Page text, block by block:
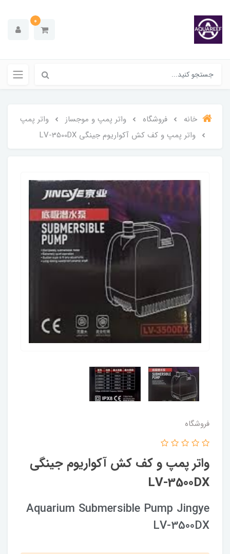
0
خانه فروشگاه واتر پمپ و موجساز
واتر پمپ
واتر پمپ و کف کش آکواریوم جینگی LV-3500DX
فروشگاه
واتر پمپ و کف کش آکواریوم جینگی
LV-3500DX
Aquarium Submersible Pump Jingye
LV-3500DX